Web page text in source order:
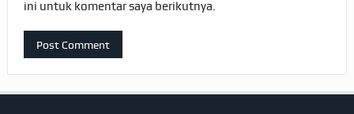
ini untuk komentar saya berikutnya.